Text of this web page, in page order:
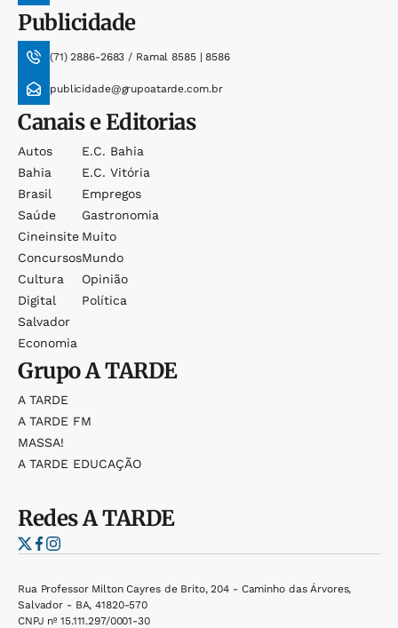
Publicidade
(71) 2886-2683 / Ramal 8585 | 8586
publicidade@grupoatarde.com.br
Canais e Editorias
Autos
Bahia
Brasil
Saúde
Cineinsite
Concursos
Cultura
Digital
Salvador
Economia
E.c. Bahia
E.c. Vitória
Empregos
Gastronomia
Muito
Mundo
Opinião
Política
GrupoA TARDE
A TARDE
A TARDE FM
MASSA!
A TARDE EDUCAÇÃO
RedesA TARDE
Rua Professor Milton Cayres de Brito, 204 - Caminho das Árvores,
Salvador - BA, 41820-570
CNPJ nº 15.111.297/0001-30